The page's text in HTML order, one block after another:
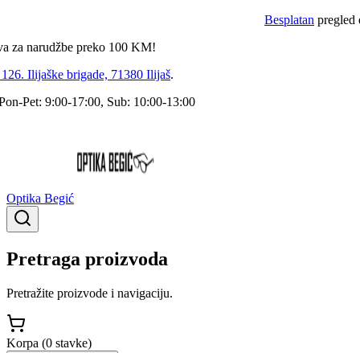
Besplatan pregled
preko 100KM!
Ilijaške brigade, 71380 Ilijaš.
9:00-17:00, Sub: 10:00-13:00
Optika Begić
Pretraga proizvoda
Pretražite proizvode i navigaciju.
Korpa (0 stavke)